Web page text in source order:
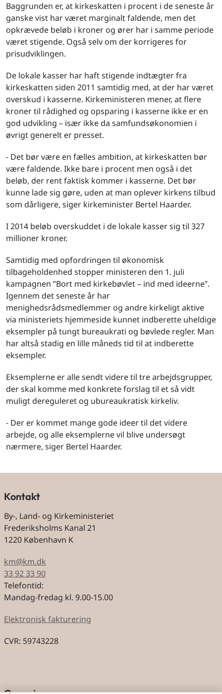
Baggrunden er, at kirkeskatten i procent i de seneste år
ganske vist har været marginalt faldende, men det
opkrævede beløb i kroner og ører har i samme periode
været stigende. Også selv om der korrigeres for
prisudviklingen.
De lokale kasser har haft stigende indtægter fra
kirkeskatten siden 2011 samtidig med, at der har været
overskud i kasserne. Kirkeministeren mener, at flere
kroner til rådighed og opsparing i kasserne ikke er en
god udvikling – især ikke da samfundsøkonomien i
øvrigt generelt er presset.
- Det bør være en fælles ambition, at kirkeskatten bør
være faldende. Ikke bare i procent men også i det
beløb, der rent faktisk kommer i kasserne. Det bør
kunne lade sig gøre, uden at man oplever kirkens tilbud
som dårligere, siger kirkeminister Bertel Haarder.
I 2014 beløb overskuddet i de lokale kasser sig til 327
millioner kroner.
Samtidig med opfordringen til økonomisk
tilbageholdenhed stopper ministeren den 1. juli
kampagnen ”Bort med kirkebøvlet – ind med ideerne”.
Igennem det seneste år har
menighedsrådsmedlemmer og andre kirkeligt aktive
via ministeriets hjemmeside kunnet indberette uheldige
eksempler på tungt bureaukrati og bøvlede regler. Man
har altså stadig en lille måneds tid til at indberette
eksempler.
Eksemplerne er alle sendt videre til tre arbejdsgrupper,
der skal komme med konkrete forslag til et så vidt
muligt dereguleret og ubureaukratisk kirkeliv.
- Der er kommet mange gode ideer til det videre
arbejde, og alle eksemplerne vil blive undersøgt
nærmere, siger Bertel Haarder.
Kontakt
By-, Land- og Kirkeministeriet
Frederiksholms Kanal 21
1220 København K
km@km.dk
33 92 33 90
Telefontid:
Mandag-fredag kl. 9.00-15.00
Elektronisk fakturering
CVR: 59743228